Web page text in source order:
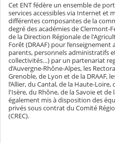
Cet ENT fédère un ensemble de
services accessibles via Internet et
différentes composantes de la
degré des académies de Clermont-
de la Direction Régionale de
Forêt (DRAAF) pour
parents, personnels administratifs
collectivités…) par un partenariat
d’Auvergne-Rhône-Alpes, les
Grenoble, de Lyon et de la DRAAF,
l’Allier, du Cantal, de la Haute-
l'Isère, du Rhône, de la Savoie et
également mis à disposition des
privés sous contrat du Comité
(CREC).